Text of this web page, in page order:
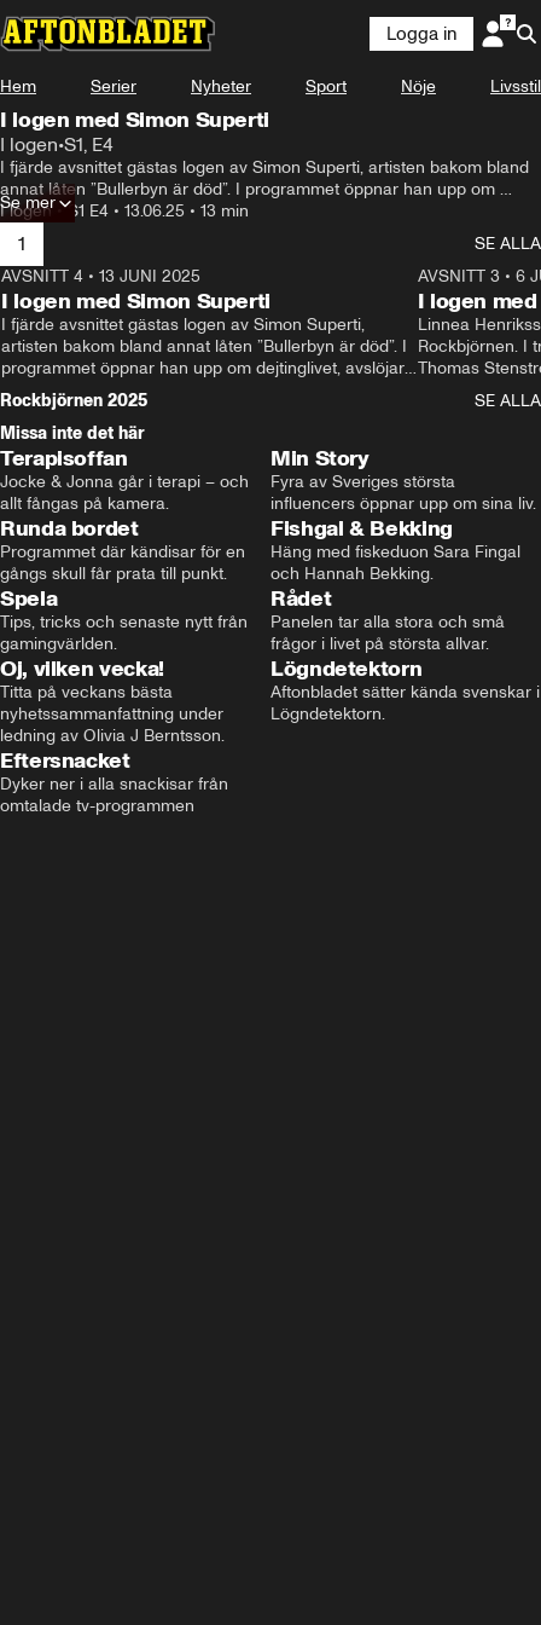
Logga in
Hem Serier Nyheter Sport Nöje Livsstil
I logen med Simon Superti
I logen•S1, E4
I fjärde avsnittet gästas logen av Simon Superti, artisten bakom bland
annat låten ”Bullerbyn är död”. I programmet öppnar han upp om
dejtinglivet, avslöjar vad han raderat från sin rider och vilka ”dance
moves” han kör på scen. Samt, låten Superti gärna hade stulit.
I logen•S1 E4 • 13.06.25 • 13 min
Se mer
1
SE ALLA
AVSNITT 4 • 13 JUNI 2025
I logen med Simon Superti
I fjärde avsnittet gästas logen av Simon Superti,
artisten bakom bland annat låten ”Bullerbyn är död”. I
programmet öppnar han upp om dejtinglivet, avslöjar
vad han raderat från sin rider och vilka ”dance moves”
han kör på scen. Samt, låten Superti gärna hade stulit.
AVSNITT 3 • 6
I logen
Linnea
Rockbjörnen. I
Thomas
hårt i ansiktet”
på Stenströms
Rockbjörnen 2025
SE ALLA
Missa inte det här
Terapisoffan
Jocke & Jonna går i terapi – och
allt fångas på kamera.
Min Story
Fyra av Sveriges största
influencers öppnar upp om sina liv.
Runda bordet
Programmet där kändisar för en
gångs skull får prata till punkt.
Fishgal & Bekking
Häng med fiskeduon Sara Fingal
och Hannah Bekking.
Spela
Tips, tricks och senaste nytt från
gamingvärlden.
Rådet
Panelen tar alla stora och små
frågor i livet på största allvar.
Oj, vilken vecka!
Titta på veckans bästa
nyhetssammanfattning under
ledning av Olivia J Berntsson.
Lögndetektorn
Aftonbladet sätter kända svenskar i
Lögndetektorn.
Eftersnacket
Dyker ner i alla snackisar från
omtalade tv-programmen